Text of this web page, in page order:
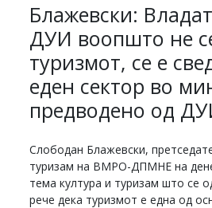
Блажевски:
ДУИ воопшто не
туризмот, се е
еден сектор во
предводено од
Слободан Блажевски,
туризам на ВМРО-ДПМНЕ на
тема култура и туризам што се
рече дека туризмот е една од